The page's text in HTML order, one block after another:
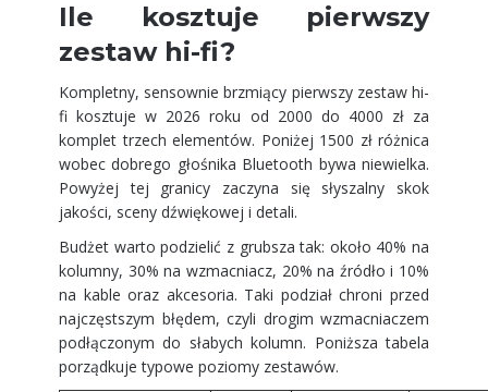
Ile kosztuje pierwszy
zestaw hi-fi?
Kompletny, sensownie brzmiący pierwszy zestaw hi-
fi kosztuje w 2026 roku od 2000 do 4000 zł za
komplet trzech elementów. Poniżej 1500 zł różnica
wobec dobrego głośnika Bluetooth bywa niewielka.
Powyżej tej granicy zaczyna się słyszalny skok
jakości, sceny dźwiękowej i detali.
Budżet warto podzielić z grubsza tak: około 40% na
kolumny, 30% na wzmacniacz, 20% na źródło i 10%
na kable oraz akcesoria. Taki podział chroni przed
najczęstszym błędem, czyli drogim wzmacniaczem
podłączonym do słabych kolumn. Poniższa tabela
porządkuje typowe poziomy zestawów.